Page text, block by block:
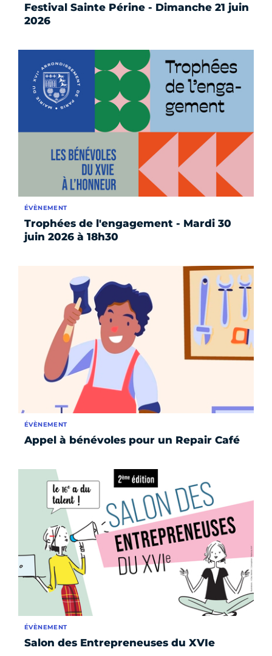
Festival Sainte Périne - Dimanche 21 juin
2026
Trophées de l'engagement - Mardi 30
juin 2026 à 18h30
ÉVÈNEMENT
Appel à bénévoles pour un Repair Café
ÉVÈNEMENT
Salon des Entrepreneuses du XVIe
ÉVÈNEMENT